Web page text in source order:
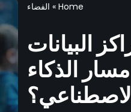
Home
» الفضاء
البيانات
الذكاء